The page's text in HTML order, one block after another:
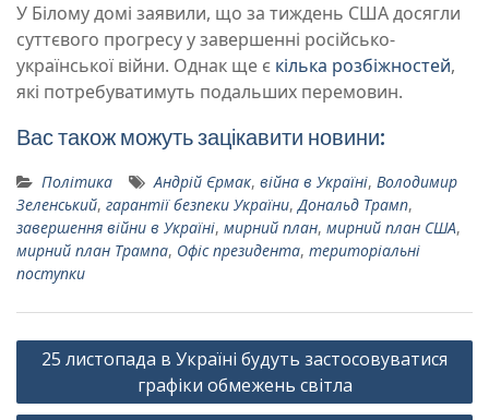
У Білому домі заявили, що за тиждень США досягли
суттєвого прогресу у завершенні російсько-
української війни. Однак ще є кілька розбіжностей,
які потребуватимуть подальших перемовин.
Вас також можуть зацікавити новини:
Політика Андрій Єрмак, війна в Україні, Володимир
Зеленський, гарантії безпеки України,Дональд Трамп,
завершення війни в Україні, мирний план, мирний план США,
мирний план Трампа, Офіс президента, територіальні
поступки
Навігація
25 листопада в Україні будуть застосовуватися
графіки обмежень світла